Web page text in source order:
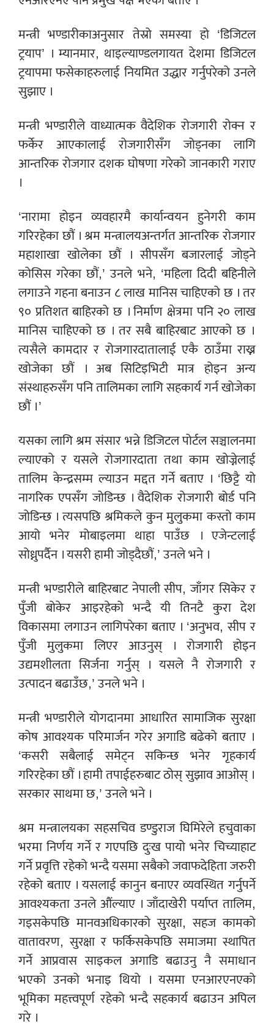
मन्त्री भण्डारीकाअनुसार तेस्रो समस्या हो ‘डिजिटल
ट्रयाप’ । म्यानमार, थाइल्याण्डलगायत देशमा डिजिटल
ट्रयापमा फसेकाहरुलाई नियमित उद्धार गर्नुपरेको उनले
सुझाए ।
मन्त्री भण्डारीले वाध्यात्मक वैदेशिक रोजगारी रोक्न र
फर्केर आएकालाई रोजगारीसँग जोड्नका लागि
आन्तरिक रोजगार दशक घोषणा गरेको जानकारी गराए
।
‘नारामा होइन व्यवहारमै कार्यान्वयन हुनेगरी काम
गरिरहेका छौं । श्रम मन्त्रालयअन्तर्गत आन्तरिक रोजगार
महाशाखा खोलेका छौं । सीपसँग बजारलाई जोड्ने
कोसिस गरेका छौं,’ उनले भने, ‘महिला दिदी बहिनीले
लगाउने गहना बनाउन ८ लाख मानिस चाहिएको छ । तर
९० प्रतिशत बाहिरको छ । निर्माण क्षेत्रमा पनि २० लाख
मानिस चाहिएको छ । तर सबै बाहिरबाट आएको छ ।
त्यसैले कामदार र रोजगारदातालाई एकै ठाउँमा राख्न
खोजेका छौं । अब सिटिइभिटी मात्र होइन अन्य
संस्थाहरुसँग पनि तालिमका लागि सहकार्य गर्न खोजेका
छौं ।’
यसका लागि श्रम संसार भन्ने डिजिटल पोर्टल सञ्चालनमा
ल्याएको र यसले रोजगारदाता तथा काम खोज्नेलाई
तालिम केन्द्रसम्म ल्याउन मद्दत गर्ने बताए । ‘छिट्टै यो
नागरिक एपसँग जोडिन्छ । वैदेशिक रोजगारी बोर्ड पनि
जोडिन्छ । त्यसपछि श्रमिकले कुन मुलुकमा कस्तो काम
आयो भनेर मोबाइलमा थाहा पाउँछ । एजेन्टलाई
सोध्नुपर्दैन । यसरी हामी जोड्दैछौं,’ उनले भने ।
मन्त्री भण्डारीले बाहिरबाट नेपाली सीप, जाँगर सिकेर र
पुँजी बोकेर आइरहेको भन्दै यी तिनटै कुरा देश
विकासमा लगाउन लागिपरेका बताए । ‘अनुभव, सीप र
पुँजी मुलुकमा लिएर आउनुस् । रोजगारी होइन
उद्यमशीलता सिर्जना गर्नुस् । यसले नै रोजगारी र
उत्पादन बढाउँछ,’ उनले भने ।
मन्त्री भण्डारीले योगदानमा आधारित सामाजिक सुरक्षा
कोष आवश्यक परिमार्जन गरेर अगाडि बढेको बताए ।
‘कसरी सबैलाई समेट्न सकिन्छ भनेर गृहकार्य
गरिरहेका छौं । हामी तपाईहरुबाट ठोस् सुझाव आओस् ।
सरकार साथमा छ,’ उनले भने ।
श्रम मन्त्रालयका सहसचिव डण्डुराज घिमिरेले हचुवाका
भरमा निर्णय गर्ने र गएपछि दुःख पायो भनेर चिच्याहाट
गर्ने प्रवृत्ति रहेको भन्दै यसमा सबैको जवाफदेहिता जरुरी
रहेको बताए । यसलाई कानुन बनाएर व्यवस्थित गर्नुपर्ने
आवश्यकता उनले औंल्याए । जाँदाखेरी पर्याप्त तालिम,
गइसकेपछि मानवअधिकारको सुरक्षा, सहज कामको
वातावरण, सुरक्षा र फर्किसकेपछि समाजमा स्थापित
गर्ने आप्रवास साइकल अगाडि बढाउनु नै समाधान
भएको उनको भनाइ थियो । यसमा एनआरएनएको
भूमिका महत्त्वपूर्ण रहेको भन्दै सहकार्य बढाउन अपिल
गरे ।